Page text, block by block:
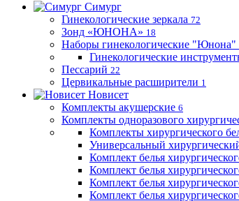
Симург
Гинекологические зеркала 72
Зонд «ЮНОНА» 18
Наборы гинекологические "Юнона"
Гинекологические
Пессарий 22
Цервикальные расширители 1
Новисет
Комплекты акушерские 6
Комплекты одноразового
Комплекты хирургического
Универсальный
Комплект белья
Комплект белья
Комплект белья
Комплект белья